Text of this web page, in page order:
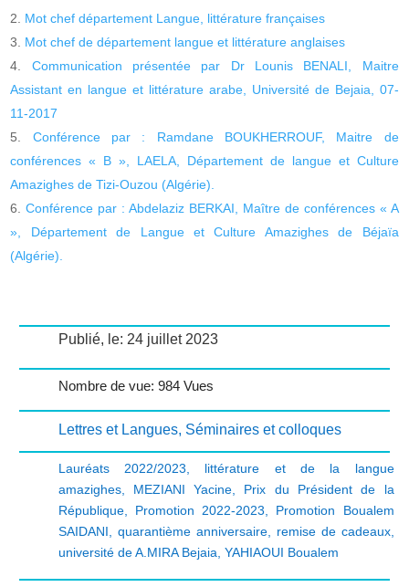
Mot chef département Langue, littérature françaises
Mot chef de département langue et littérature anglaises
Communication présentée par Dr Lounis BENALI, Maitre
Assistant en langue et littérature arabe, Université de Bejaia, 07-
11-2017
Conférence par : Ramdane BOUKHERROUF, Maitre de
conférences « B », LAELA, Département de langue et Culture
Amazighes de Tizi-Ouzou (Algérie).
Conférence par : Abdelaziz BERKAI, Maître de conférences « A
», Département de Langue et Culture Amazighes de Béjaïa
(Algérie).
Publié, le: 24 juillet 2023
Nombre de vue: 984 Vues
Lettres et Langues, Séminaires et colloques
Lauréats 2022/2023
littérature et de la langue
amazighes, MEZIANI Yacine
Prix du Président de la
République, Promotion 2022-2023
Promotion Boualem
SAIDANI
quarantième anniversaire, remise de cadeaux,
université de A.MIRA Bejaia YAHIAOUI Boualem